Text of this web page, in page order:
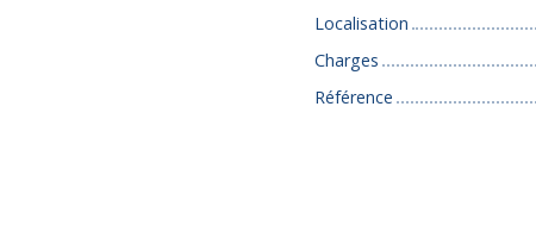
Localisation
Charges
Référence